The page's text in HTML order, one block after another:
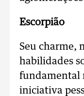
Escorpião
Seu charme,
habilidades
fundamental
iniciativa